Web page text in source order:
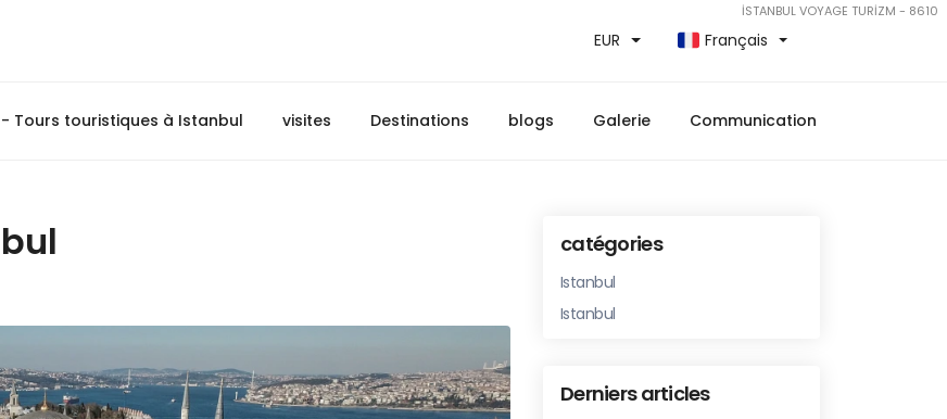
İSTANBUL VOYAGE TURİZM - 8610
EUR Français
- Tours touristiques à Istanbul visites Destinations blogs Galerie Communication
catégories
Istanbul
Istanbul
Derniers articles